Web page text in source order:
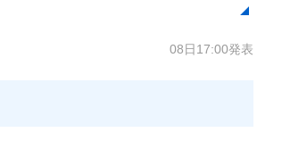
08日17:00発表